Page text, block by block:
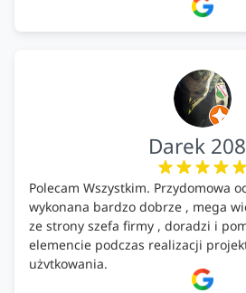
Darek
Polecam Wszystkim. Przydomowa
wykonana bardzo dobrze , mega
ze strony szefa firmy , doradzi i
elemencie podczas realizacji
użytkowania.
Firma godna zaufania. Tak trzymać!